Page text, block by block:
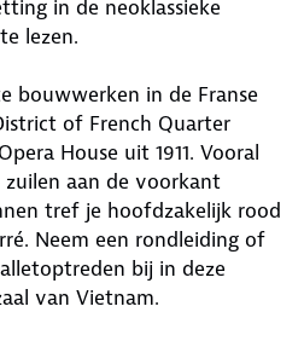
in de neoklassieke
lezen.
bouwwerken in de Franse
of French Quarter
House uit 1911. Vooral
aan de voorkant
tref je hoofdzakelijk rood
Neem een rondleiding of
bij in deze
van Vietnam.